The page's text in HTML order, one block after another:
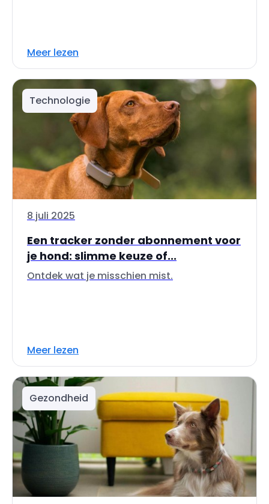
Meer lezen
Technologie
8 juli 2025
Een tracker zonder abonnement voor
je hond: slimme keuze of...
Ontdek wat je misschien mist.
Meer lezen
Gezondheid